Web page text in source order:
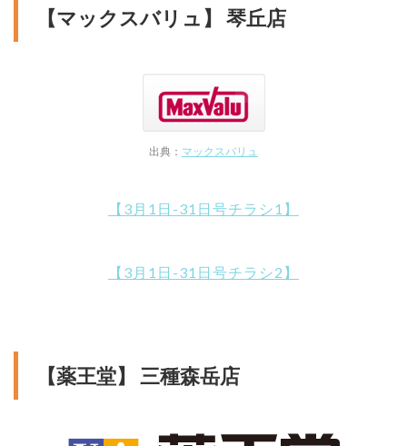
【マックスバリュ】 琴丘店
出典： マックスバリュ
【3月1日-31日号チラシ1】
【3月1日-31日号チラシ2】
【薬王堂】 三種森岳店